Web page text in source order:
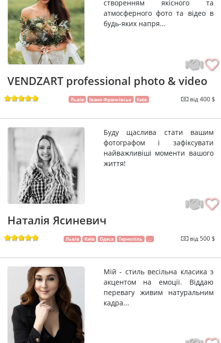
створенням якісного та
атмосферного фото та відео в
будь-яких напря...
VENDZART professional photo & video
Львів Івано-Франківськ Київ від 400 $
Буду щаслива стати вашим
фотографом і зафіксувати
найважливіші моменти вашого
життя!
Наталія Ясиневич
Львів Київ Одеса Тернопіль ... від 500 $
Мій - стиль весільна класика з
акцентом на емоції. Віддаю
перевагу живим натуральним
кадра...